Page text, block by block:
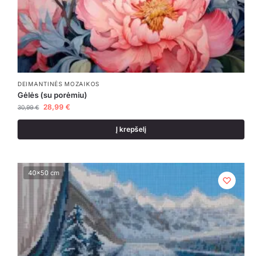
DEIMANTINĖS MOZAIKOS
Gėlės (su porėmiu)
30,99€ 28,99 €
Į krepšelį
40x50 cm